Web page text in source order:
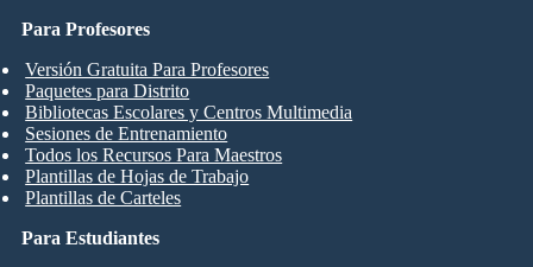
Para Estudiantes
Para Profesores
Versión Gratuita Para Profesores
Paquetes para Distrito
Bibliotecas Escolares y Centros Multimedia
Sesiones de Entrenamiento
Todos los Recursos Para Maestros
Plantillas de Hojas de Trabajo
Plantillas de Carteles